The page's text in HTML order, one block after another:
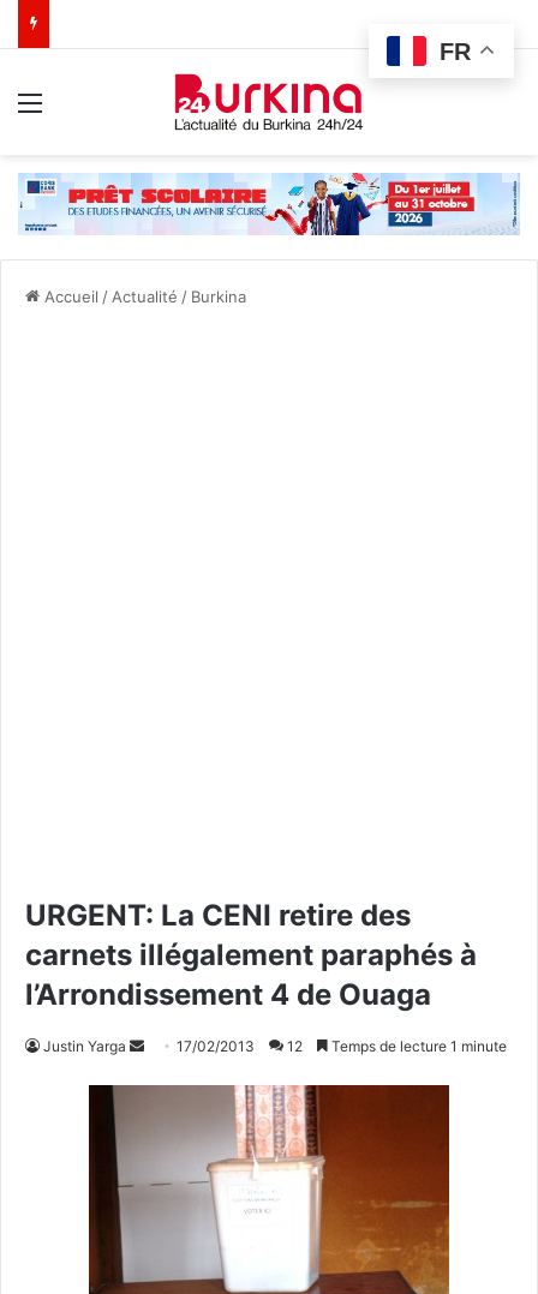
Accueil / Actualité / Burkina
URGENT: La CENI retire des
carnets illégalement paraphés à
l’Arrondissement 4 de Ouaga
Justin Yarga
e
17/02/2013 12 Temps de lecture 1 minute
FR